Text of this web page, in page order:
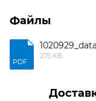
Файлы
PDF
275 КБ